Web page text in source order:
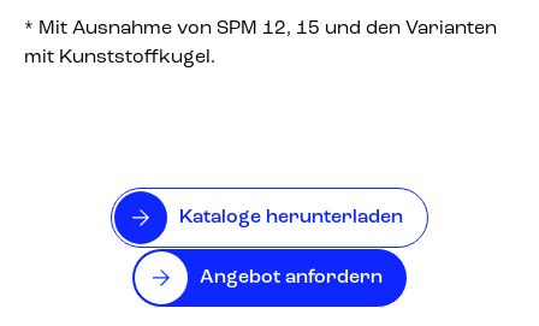
* Mit Ausnahme von SPM 12, 15 und den Varianten
mit Kunststoffkugel.
Kataloge herunterladen
Angebot anfordern